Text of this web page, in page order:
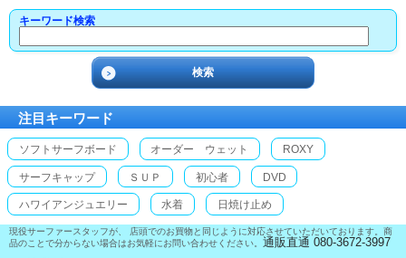
キーワード検索
注目キーワード
ソフトサーフボード オーダー ウェット ROXY
サーフキャップ ＳＵＰ 初心者 DVD
ハワイアンジュエリー 水着 日焼け止め
現役サーファースタッフが、 店頭でのお買物と同じように対応させていただいております。商
品のことで分からない場合はお気軽にお問い合わせください。 通販直通 080-3672-3997